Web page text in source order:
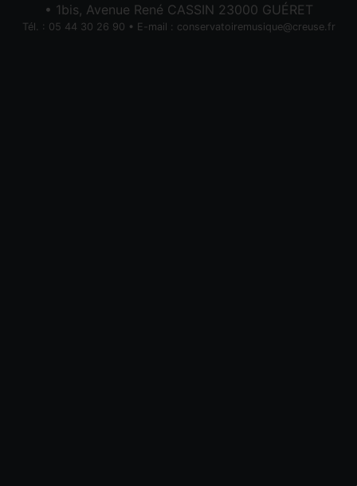
• 1bis, Avenue René CASSIN 23000 GUÉRET
Tél. : 05 44 30 26 90 • E-mail : conservatoiremusique@creuse.fr